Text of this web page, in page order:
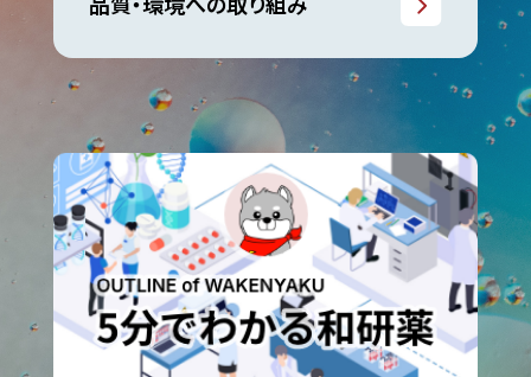
品質・環境への取り組み